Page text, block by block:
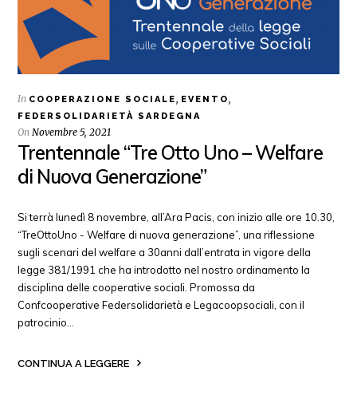
In COOPERAZIONE SOCIALE, EVENTO,
FEDERSOLIDARIETÀ SARDEGNA
OnNovembre 5, 2021
Trentennale “Tre Otto Uno – Welfare
di Nuova Generazione”
Si terrà lunedì 8 novembre, all’Ara Pacis, con inizio alle ore 10.30,
“TreOttoUno - Welfare di nuova generazione”, una riflessione
sugli scenari del welfare a 30anni dall’entrata in vigore della
legge 381/1991 che ha introdotto nel nostro ordinamento la
disciplina delle cooperative sociali. Promossa da
Confcooperative Federsolidarietà e Legacoopsociali, con il
patrocinio…
CONTINUA A LEGGERE